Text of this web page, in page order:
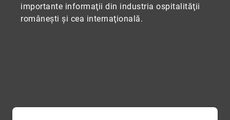
importante informaţii din industria ospitalităţii
româneşti şi cea internaţională.